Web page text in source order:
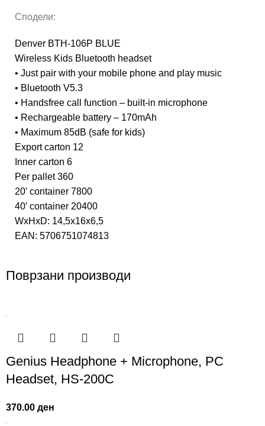
Сподели:
Denver BTH-106P BLUE
Wireless Kids Bluetooth headset
• Just pair with your mobile phone and play music
• Bluetooth V5.3
• Handsfree call function – built-in microphone
• Rechargeable battery – 170mAh
• Maximum 85dB (safe for kids)
Export carton 12
Inner carton 6
Per pallet 360
20′ container 7800
40′ container 20400
WxHxD: 14,5x16x6,5
EAN: 5706751074813
Поврзани производи
Genius Headphone + Microphone, PC
Headset, HS-200C
370.00ден